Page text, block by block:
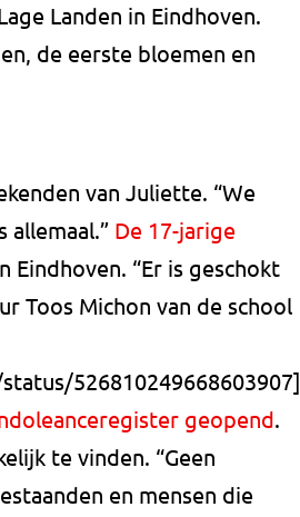
Landen in Eindhoven.
de eerste bloemen en
van Juliette. “We
allemaal.” De 17-jarige
Eindhoven. “Er is geschokt
Toos Michon van de school
526810249668603907]
geopend.
te vinden. “Geen
en mensen die